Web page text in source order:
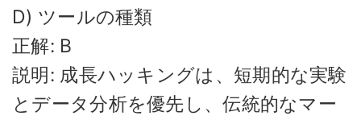
D) ツールの種類
正解: B
説明: 成長ハッキングは、短期的な実験
とデータ分析を優先し、伝統的なマー